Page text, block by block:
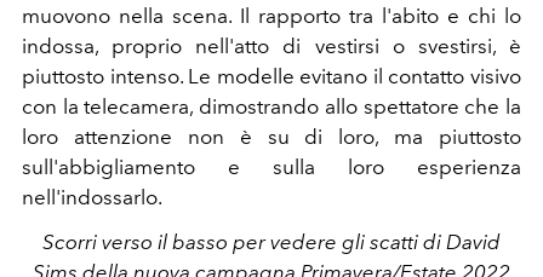
muovono nella scena. Il rapporto tra l'abito e chi lo
indossa, proprio nell'atto di vestirsi o svestirsi, è
piuttosto intenso. Le modelle evitano il contatto visivo
con la telecamera, dimostrando allo spettatore che la
loro attenzione non è su di loro, ma piuttosto
sull'abbigliamento e sulla loro esperienza
nell'indossarlo.
Scorri verso il basso per vedere gli scatti di David